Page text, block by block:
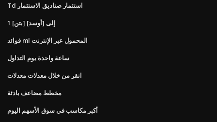
Td استثمار صناديق الاستثمار
1 [بتن] إلى [أوسد]
فوائد ml المحمول عبر الإنترنت
ساعة واحدة يوم التداول
انقر من خلال معدلات معدلات
مخطط مضاعف بادئة
أكبر مكاسب في سوق الأسهم اليوم